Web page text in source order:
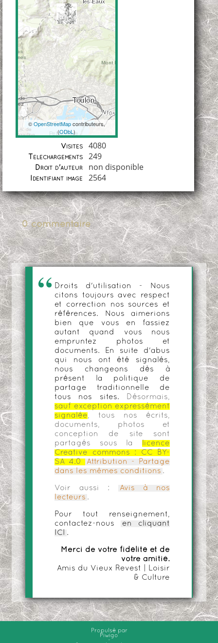
Coordonnées
©OpenStreetMapcontributeurs,
(ODbL)
Visites 4080
Téléchargements 249
Droit d'auteur non disponible
Identifiant image 2564
0 commentaire
Droits d'utilisation - Nous
citons toujours avec respect
et correction nos sources et
références. Nous aimerions
bien que vous en fassiez
autant quand vous nous
empruntez photos et
documents. En suite d'abus
qui nous ont été signalés,
nous changeons dès à
présent la politique de
partage traditionnelle de
tous nos sites.
Désormais,
sauf exception expressément
signalée, tous nos écrits,
documents, photos et
conception de site sont
partagés sous la
licence
Creative commons :
CC BY-
SA 4.0
Attribution - Partage
dans les mêmes conditions .
Voir aussi :
Avis à nos
lecteurs .
Pour tout renseignement,
contactez-nous
en cliquant
ICI
.
Merci de votre fidélité et de
votre amitié.
Amis du Vieux Revest | Loisir
& Culture
Propulsé par
Piwigo
-